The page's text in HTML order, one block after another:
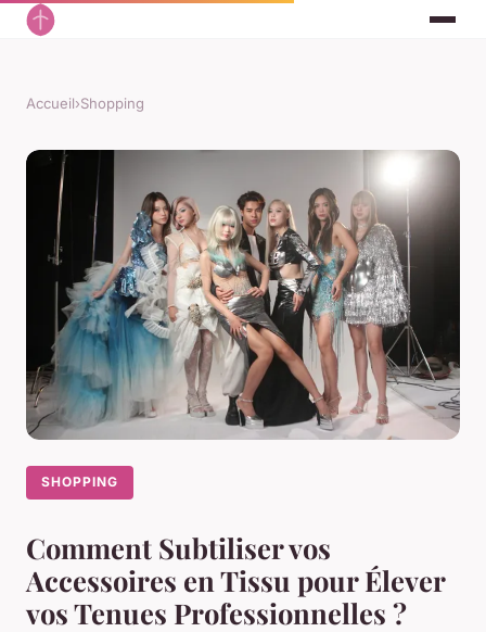
Accueil›Shopping
SHOPPING
Comment Subtiliser vos
Accessoires en Tissu pour Élever
vos Tenues Professionnelles ?